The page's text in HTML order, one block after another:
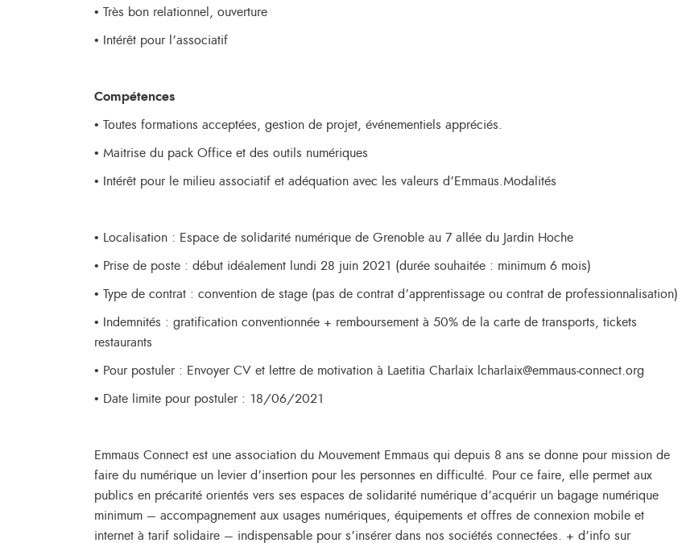
• Très bon relationnel, ouverture
• Intérêt pour l’associatif
Compétences
• Toutes formations acceptées, gestion de projet, événementiels appréciés.
• Maitrise du pack Office et des outils numériques
• Intérêt pour le milieu associatif et adéquation avec les valeurs d’Emmaüs.Modalités
• Localisation : Espace de solidarité numérique de Grenoble au 7 allée du Jardin Hoche
• Prise de poste : début idéalement lundi 28 juin 2021 (durée souhaitée : minimum 6 mois)
• Type de contrat : convention de stage (pas de contrat d’apprentissage ou contrat de professionnalisation)
• Indemnités : gratification conventionnée + remboursement à 50% de la carte de transports, tickets
restaurants
• Pour postuler : Envoyer CV et lettre de motivation à Laetitia Charlaix lcharlaix@emmaus-connect.org
• Date limite pour postuler : 18/06/2021
Emmaüs Connect est une association du Mouvement Emmaüs qui depuis 8 ans se donne pour mission de
faire du numérique un levier d’insertion pour les personnes en difficulté. Pour ce faire, elle permet aux
publics en précarité orientés vers ses espaces de solidarité numérique d’acquérir un bagage numérique
minimum – accompagnement aux usages numériques, équipements et offres de connexion mobile et
internet à tarif solidaire – indispensable pour s’insérer dans nos sociétés connectées. + d’info sur